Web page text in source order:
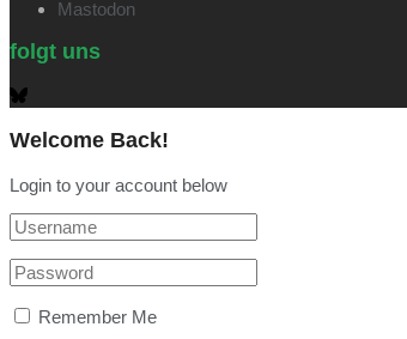
Mastodon
folgt uns
Welcome Back!
Login to your account below
Remember Me